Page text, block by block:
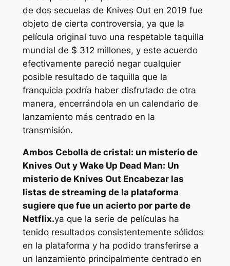
de dos secuelas de Knives Out en 2019 fue
objeto de cierta controversia, ya que la
película original tuvo una respetable taquilla
mundial de $ 312 millones, y este acuerdo
efectivamente pareció negar cualquier
posible resultado de taquilla que la
franquicia podría haber disfrutado de otra
manera, encerrándola en un calendario de
lanzamiento más centrado en la
transmisión.
Ambos Cebolla de cristal: un misterio de
Knives Out y Wake Up Dead Man: Un
misterio de Knives Out Encabezar las
listas de streaming de la plataforma
sugiere que fue un acierto por parte de
Netflix.ya que la serie de películas ha
tenido resultados consistentemente sólidos
en la plataforma y ha podido transferirse a
un lanzamiento principalmente centrado en